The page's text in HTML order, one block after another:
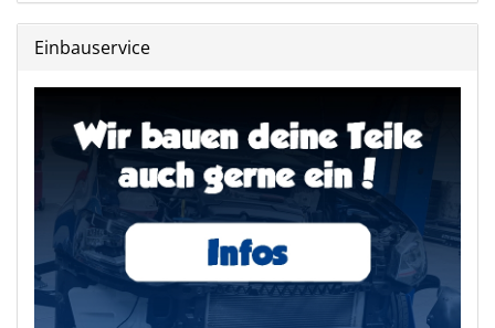
Einbauservice